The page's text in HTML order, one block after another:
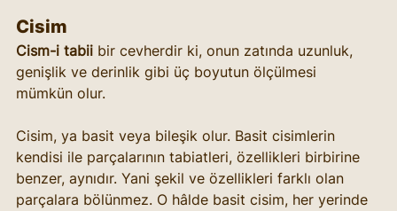
Cisim
Cism-i tabii bir cevherdir ki, onun zatında uzunluk,
genişlik ve derinlik gibi üç boyutun ölçülmesi
mümkün olur.
Cisim, ya basit veya bileşik olur. Basit cisimlerin
kendisi ile parçalarının tabiatleri, özellikleri birbirine
benzer, aynıdır. Yani şekil ve özellikleri farklı olan
parçalara bölünmez. O hâlde basit cisim, her yerinde